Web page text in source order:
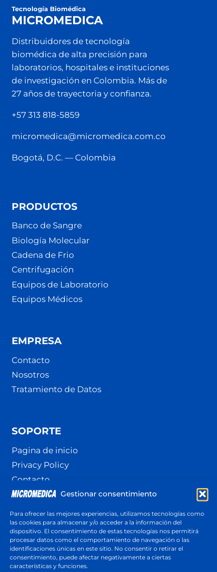
Gestionar consentimiento
Para ofrecer las mejores experiencias, utilizamos tecnologías como
las cookies para almacenar y/o acceder a la información del
dispositivo. El consentimiento de estas tecnologías nos permitirá
procesar datos como el comportamiento de navegación o las
identificaciones únicas en este sitio. No consentir o retirar el
consentimiento, puede afectar negativamente a ciertas
características y funciones.
Tecnología Biomédica
MICROMEDICA
Distribuidores de tecnología
biomédica de alta precisión para
laboratorios, hospitales e instituciones
de investigación en Colombia. Más de
27 años de trayectoria y confianza.
+57 313 818-5859
micromedica@micromedica.com.co
Bogotá, D.C. — Colombia
PRODUCTOS
Banco de Sangre
Biología Molecular
Cadena de Frio
Centrifugación
Equipos de Laboratorio
Equipos Médicos
EMPRESA
Contacto
Nosotros
Tratamiento de Datos
SOPORTE
Pagina de inicio
Privacy Policy
Contacto
Terminos y Condiciones
Política de cookies (UE)
Cotización
Respuesta en menos de 24 horas